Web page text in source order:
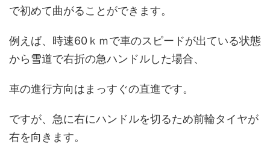
で初めて曲がることができます。
例えば、時速60ｋｍで車のスピードが出ている状態
から雪道で右折の急ハンドルした場合、
車の進行方向はまっすぐの直進です。
ですが、急に右にハンドルを切るため前輪タイヤが
右を向きます。